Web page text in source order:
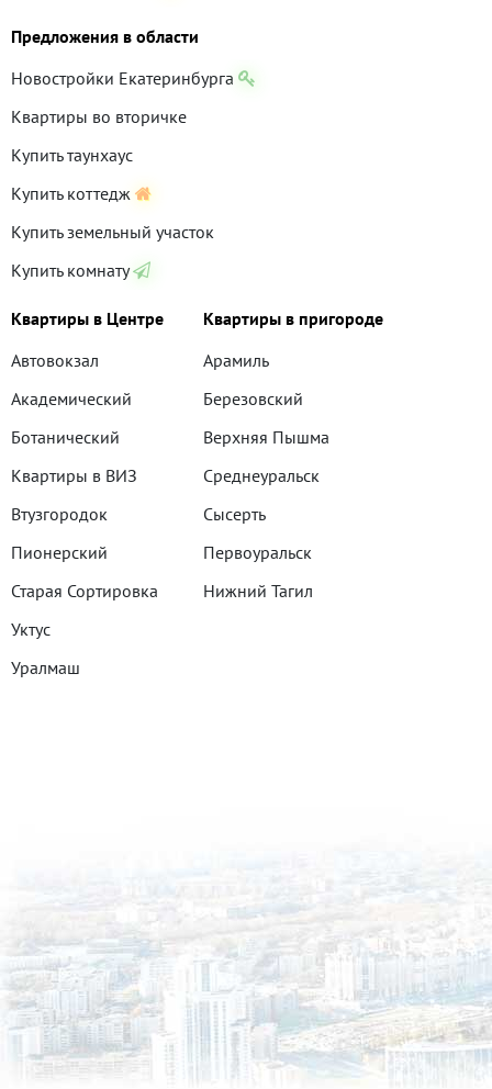
Предложения в области
Новостройки Екатеринбурга
Квартиры во вторичке
Купить таунхаус
Купить коттедж
Купить земельный участок
Купить комнату
Квартиры в Центре
Автовокзал
Академический
Ботанический
Квартиры в ВИЗ
Втузгородок
Пионерский
Старая Сортировка
Уктус
Уралмаш
Квартиры в пригороде
Арамиль
Березовский
Верхняя Пышма
Среднеуральск
Сысерть
Первоуральск
Нижний Тагил